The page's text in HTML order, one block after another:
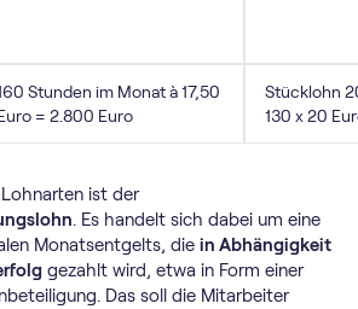
Stunden im Monat à 17,50
= 2.800 Euro
Stücklohn
130 x 20
ist der
. Es handelt sich dabei um eine
Monatsentgelts, die in Abhängigkeit
gezahlt wird, etwa in Form einer
Das soll die Mitarbeiter